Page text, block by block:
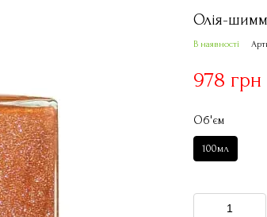
Олія-
В наявності
978 грн
Об'єм
100мл